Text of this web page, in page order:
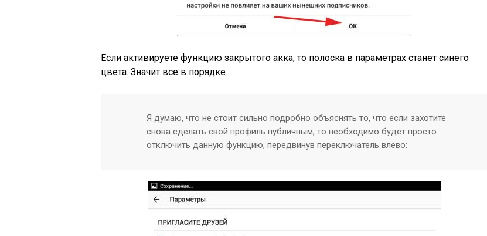
Если активируете функцию закрытого акка, то полоска в параметрах станет синего
цвета. Значит все в порядке.
Я думаю, что не стоит сильно подробно объяснять то, что если захотите
снова сделать свой профиль публичным, то необходимо будет просто
отключить данную функцию, передвинув переключатель влево: